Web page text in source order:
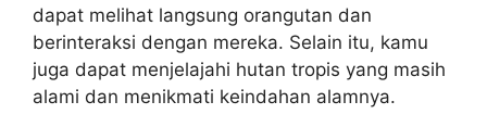
dapat melihat langsung orangutan dan
berinteraksi dengan mereka. Selain itu, kamu
juga dapat menjelajahi hutan tropis yang masih
alami dan menikmati keindahan alamnya.